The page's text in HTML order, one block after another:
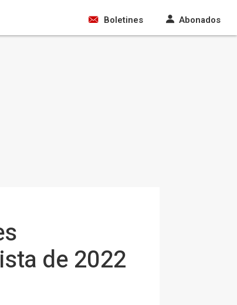
Boletines Abonados
de 2022